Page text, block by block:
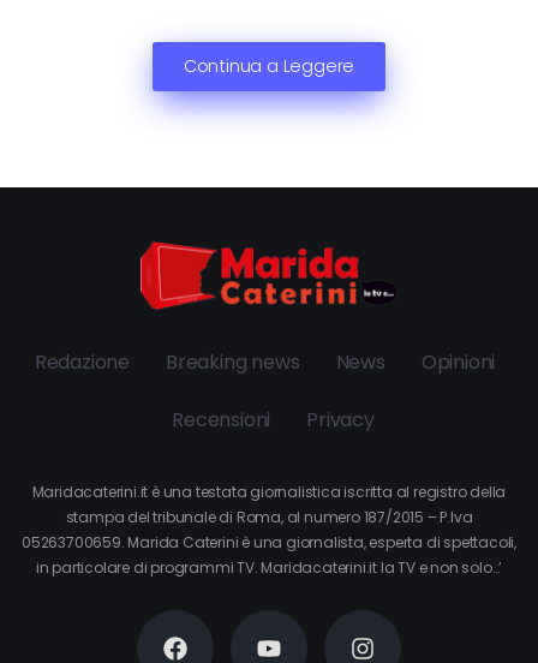
Continua a Leggere
Redazione Breaking news News Opinioni
Recensioni Privacy
Maridacaterini.it è una testata giornalistica iscritta al registro della
stampa del tribunale di Roma, al numero 187/2015 – P.Iva
05263700659. Marida Caterini è una giornalista, esperta di spettacoli,
in particolare di programmi TV. Maridacaterini.it la TV e non solo…’